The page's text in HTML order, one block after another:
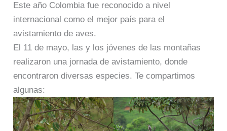
Este año Colombia fue reconocido a nivel
internacional como el mejor país para el
avistamiento de aves.
El 11 de mayo, las y los jóvenes de las montañas
realizaron una jornada de avistamiento, donde
encontraron diversas especies. Te compartimos
algunas: